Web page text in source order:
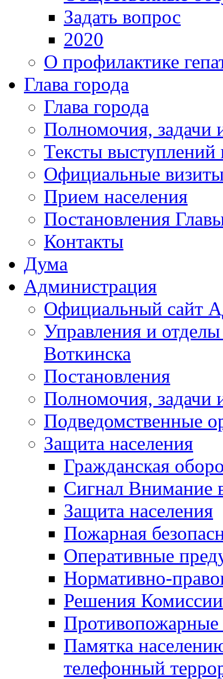
Задать вопрос
2020
О профилактике
Глава города
Глава города
Полномочия, задачи
Тексты выступлений
Официальные
Прием населения
Постановления
Контакты
Дума
Администрация
Официальный сайт
Управления и
Воткинска
Постановления
Полномочия, задачи
Подведомственные
Защита населения
Гражданская
Сигнал Внимание
Защита населения
Пожарная
Оперативные
Нормативно-
Решения
Противопожарные
Памятка
телефонный